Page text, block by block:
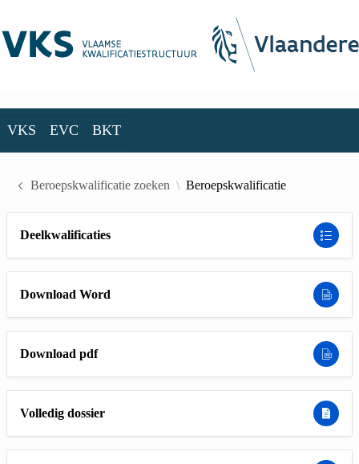
VKS EVC BKT
Beroepskwalificatie zoeken Beroepskwalificatie
Deelkwalificaties
Download Word
Download pdf
Volledig dossier